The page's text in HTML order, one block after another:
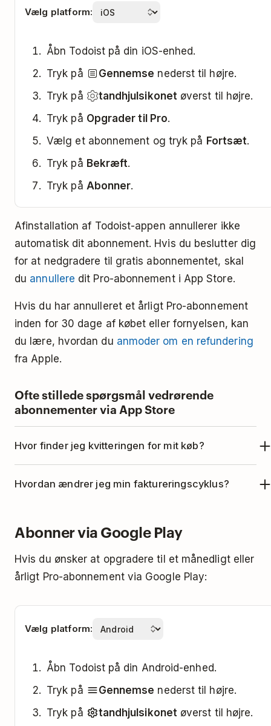
Vælg platform:
Åbn Todoist på din iOS-enhed.
Tryk på
Gennemse nederst til højre.
Tryk på
tandhjulsikonetøverst til højre.
Tryk på Opgrader til Pro.
Vælg et abonnement og tryk på Fortsæt.
Tryk på Bekræft.
Tryk på Abonner.
Afinstallation af Todoist-appen annullerer ikke
automatisk dit abonnement. Hvis du beslutter dig
for at nedgradere til gratis abonnementet, skal
du annullere dit Pro-abonnement i App Store.
Hvis du har annulleret et årligt Pro-abonnement
inden for 30 dage af købet eller fornyelsen, kan
du lære, hvordan du anmoder om en refundering
fra Apple.
Ofte stillede spørgsmål vedrørende
abonnementer via App Store
Hvor finder jeg kvitteringen for mit køb?
følgeApples instruktioner.
Hvordan ændrer jeg min faktureringscyklus?
Store, skal du følgeApples instrukser
Abonner via Google Play
Hvis du ønsker at opgradere til et månedligt eller
årligt Pro-abonnement via Google Play:
Vælg platform:
Åbn Todoist på din Android-enhed.
Tryk på
Gennemse nederst til højre.
Tryk på
tandhjulsikonetøverst til højre.